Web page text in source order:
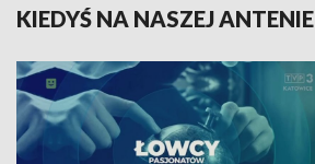
KIEDYŚ NA NASZEJ ANTENIE